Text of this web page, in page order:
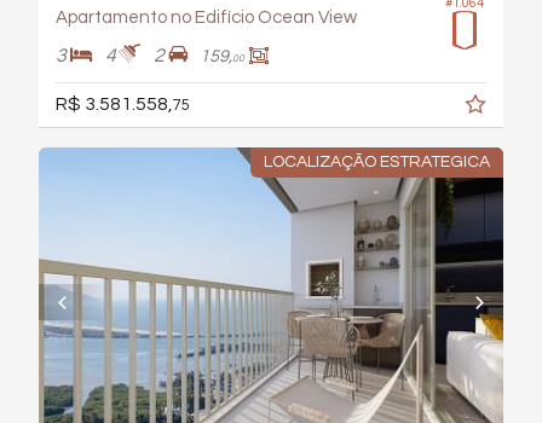
#1.064
Apartamento no Edifício Ocean View
3 4 2 159,00
R$ 3.581.558,75
LOCALIZAÇÃO ESTRATEGICA